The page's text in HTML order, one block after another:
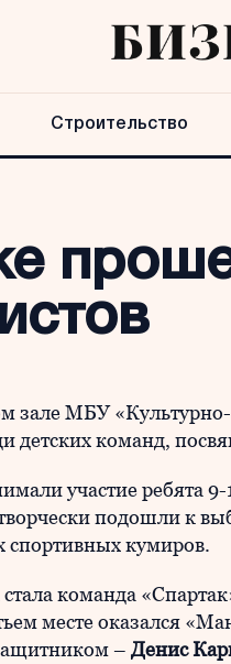
Строительство
зале МБУ
детских команд,
участие ребята 9-
подошли к
спортивных кумиров.
команда
месте оказался
– Денис